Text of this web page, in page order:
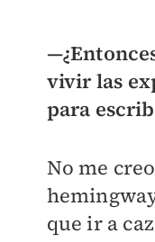
vivir las
para
No me
que ir a